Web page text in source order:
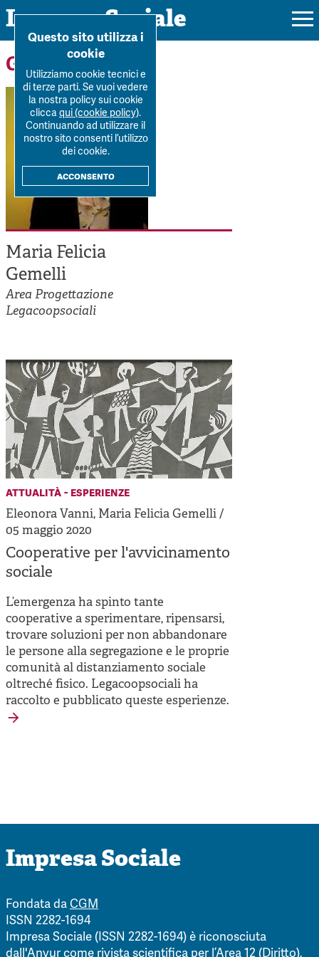
Impresa Sociale
Rivista
Ultimo numero
La Rivista
Submission
Colophon
Autori
Archivio
Argomenti
Forum
Tutti gli articoli
Autori
Argomenti
Dossier
Tutti i dossier
Impresa sociale, reciprocità e sostenibilità
Innovazione sociale
Acini di fuoco - Dossier Mezzogiorno
Valutazione e dintorni
Chi siamo
Contatti
Sostienici
Home Maria Felicia Gemelli
Gli autori
Maria Felicia
Gemelli
Area Progettazione
Legacoopsociali
attualità - esperienze
Eleonora Vanni, Maria Felicia Gemelli /
05 maggio 2020
Cooperative per l'avvicinamento
sociale
L’emergenza ha spinto tante
cooperative a sperimentare, ripensarsi,
trovare soluzioni per non abbandonare
le persone alla segregazione e le proprie
comunità al distanziamento sociale
oltreché fisico. Legacoopsociali ha
raccolto e pubblicato queste esperienze.
Impresa Sociale
Fondata daCGM
ISSN 2282-1694
Impresa Sociale (ISSN 2282-1694) è riconosciuta
Questo sito utilizza i
cookie
Utilizziamo cookie tecnici e
di terze parti. Se vuoi vedere
la nostra policy sui cookie
cliccaqui (cookie policy).
Continuando ad utilizzare il
nostro sito consenti l’utilizzo
dei cookie.
acconsento